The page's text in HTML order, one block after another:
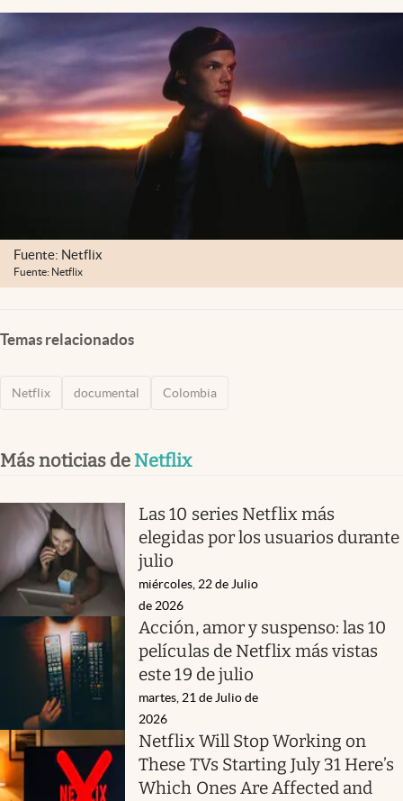
Fuente: Netflix
Fuente: Netflix
Temas relacionados
Netflix documental Colombia
Más noticias de Netflix
Las 10 series Netflix más
elegidas por los usuarios durante
julio
miércoles, 22 de Julio
de 2026
Acción, amor y suspenso: las 10
películas de Netflix más vistas
este 19 de julio
martes, 21 de Julio de
2026
Netflix Will Stop Working on
These TVs Starting July 31 Here’s
Which Ones Are Affected and